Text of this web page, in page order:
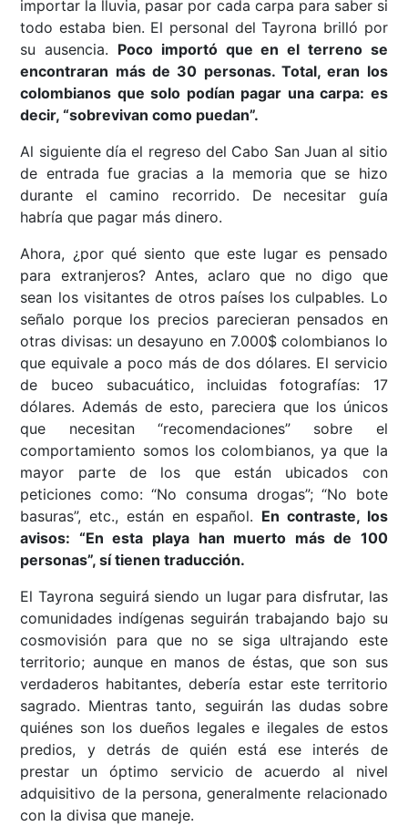
importar la lluvia, pasar por cada carpa para saber si
todo estaba bien. El personal del Tayrona brilló por
su ausencia. Poco importó que en el terreno se
encontraran más de 30 personas. Total, eran los
colombianos que solo podían pagar una carpa: es
decir, “sobrevivan como puedan”.
Al siguiente día el regreso del Cabo San Juan al sitio
de entrada fue gracias a la memoria que se hizo
durante el camino recorrido. De necesitar guía
habría que pagar más dinero.
Ahora, ¿por qué siento que este lugar es pensado
para extranjeros? Antes, aclaro que no digo que
sean los visitantes de otros países los culpables. Lo
señalo porque los precios parecieran pensados en
otras divisas: un desayuno en 7.000$ colombianos lo
que equivale a poco más de dos dólares. El servicio
de buceo subacuático, incluidas fotografías: 17
dólares. Además de esto, pareciera que los únicos
que necesitan “recomendaciones” sobre el
comportamiento somos los colombianos, ya que la
mayor parte de los que están ubicados con
peticiones como: “No consuma drogas”; “No bote
basuras”, etc., están en español. En contraste, los
avisos: “En esta playa han muerto más de 100
personas”, sí tienen traducción.
El Tayrona seguirá siendo un lugar para disfrutar, las
comunidades indígenas seguirán trabajando bajo su
cosmovisión para que no se siga ultrajando este
territorio; aunque en manos de éstas, que son sus
verdaderos habitantes, debería estar este territorio
sagrado. Mientras tanto, seguirán las dudas sobre
quiénes son los dueños legales e ilegales de estos
predios, y detrás de quién está ese interés de
prestar un óptimo servicio de acuerdo al nivel
adquisitivo de la persona, generalmente relacionado
con la divisa que maneje.